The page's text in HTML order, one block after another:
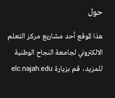
حول
هذا الموقع أحد مشاريع مركز التعلم
الالكتروني لجامعة النجاح الوطنية
للمزيد، قم بزيارة elc.najah.edu